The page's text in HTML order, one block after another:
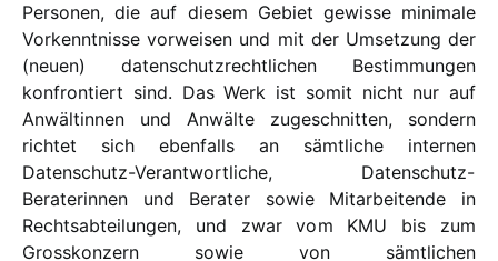
Personen, die auf diesem Gebiet gewisse mini­male
Vorkenntnisse vorwei­sen und mit der Umsetzung der
(neuen) daten­schutz­recht­li­chen Bestimmungen
konfron­tiert sind. Das Werk ist somit nicht nur auf
Anwältinnen und Anwälte zuges­ch­nit­ten, sondern
rich­tet sich eben­falls an sämt­liche inter­nen
Datenschutz-Verantwortliche, Datenschutz-
Beraterinnen und Berater sowie Mitarbeitende in
Rechtsabteilungen, und zwar vom KMU bis zum
Grosskonzern sowie von sämt­li­chen